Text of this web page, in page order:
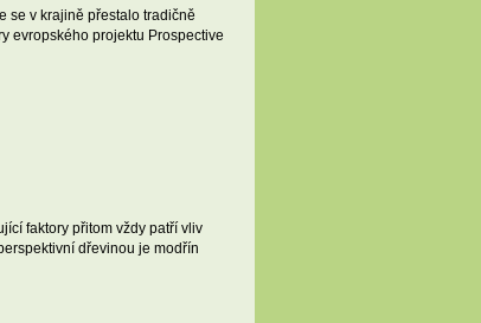
se v krajině přestalo tradičně
evropského projektu Prospective
faktory přitom vždy patří vliv
dřevinou je modřín